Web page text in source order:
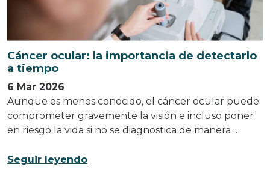
Cáncer ocular: la importancia de detectarlo
a tiempo
6 Mar 2026
Aunque es menos conocido, el cáncer ocular puede
comprometer gravemente la visión e incluso poner
en riesgo la vida si no se diagnostica de manera …
Seguir leyendo